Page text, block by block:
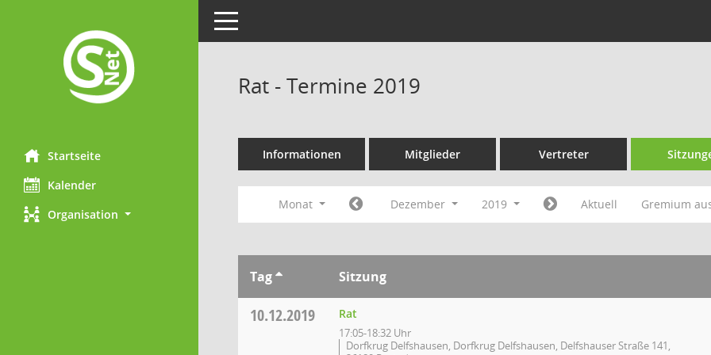
Startseite
Kalender
Organisation
Toggle navigation
Rat - Termine 2019
Informationen Mitglieder Vertreter
Monat Dezember 2019 Aktuell Gremium
Tag Sitzung
10.12.2019 Rat
17:05-18:32 Uhr
Dorfkrug Delfshausen, Dorfkrug Delfshausen, Delfshauser Straße 141,